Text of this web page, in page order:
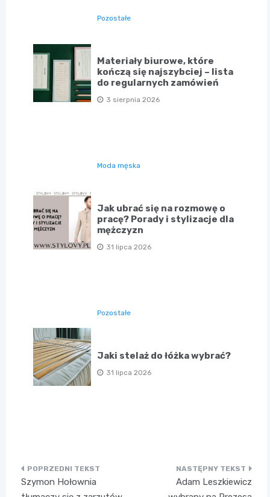
Pozostałe
Materiały biurowe, które
kończą się najszybciej – lista
do regularnych zamówień
3 sierpnia 2026
Moda męska
Jak ubrać się na rozmowę o
pracę? Porady i stylizacje dla
mężczyzn
31 lipca 2026
Pozostałe
Jaki stelaż do łóżka wybrać?
31 lipca 2026
Nawigacja
Szymon Hołownia
Adam Leszkiewicz